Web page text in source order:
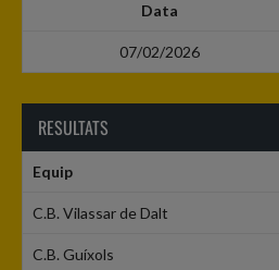
Data
07/02/2026
RESULTATS
Equip
C.B. Vilassar de Dalt
C.B. Guíxols